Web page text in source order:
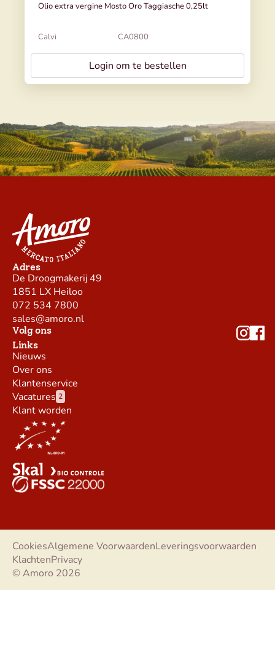
Olio extra vergine Mosto Oro Taggiasche 0,25lt
Calvi CA0800
Login om te bestellen
Adres
De Droogmakerij 49
1851 LX Heiloo
072 534 7800
sales@amoro.nl
Volg ons
Links
Nieuws
Over ons
Klantenservice
Vacatures 2
Klant worden
© Amoro 2026
CookiesAlgemene VoorwaardenLeveringsvoorwaarden
KlachtenPrivacy